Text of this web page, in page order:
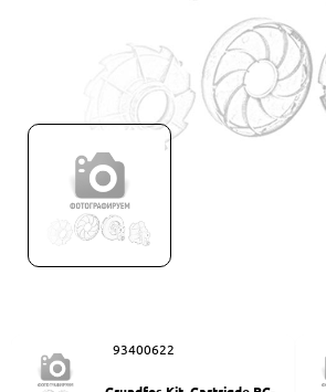
93400622